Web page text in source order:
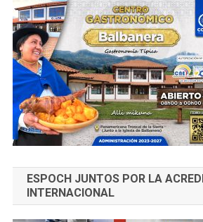
ESPOCH JUNTOS POR LA
INTERNACIONAL